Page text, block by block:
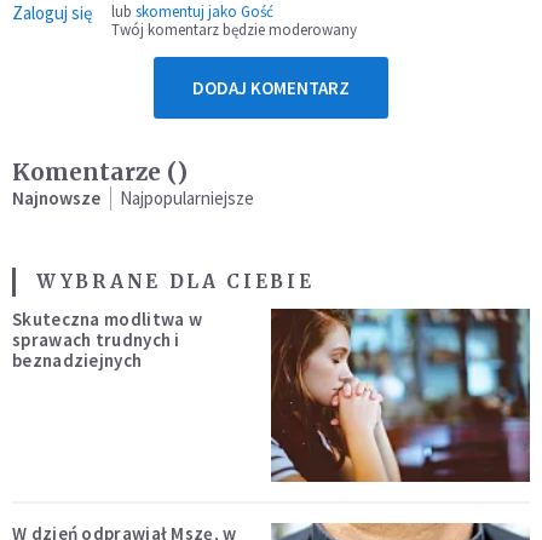
Zaloguj się lub skomentuj jako Gość
Twój komentarz będzie moderowany
DODAJ KOMENTARZ
Komentarze ()
Najnowsze Najpopularniejsze
WYBRANE DLA CIEBIE
Skuteczna modlitwa w
sprawach trudnych i
beznadziejnych
W dzień odprawiał Mszę, w